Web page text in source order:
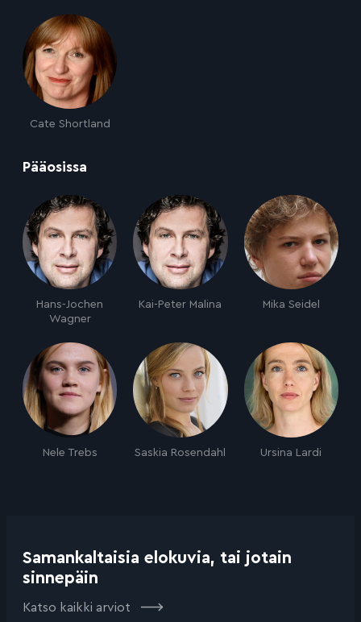
Cate Shortland
Pääosissa
Hans-Jochen
Wagner
Kai-Peter Malina Mika Seidel
Nele Trebs Saskia Rosendahl Ursina Lardi
Samankaltaisia elokuvia, tai jotain
sinnepäin
Katso kaikki arviot